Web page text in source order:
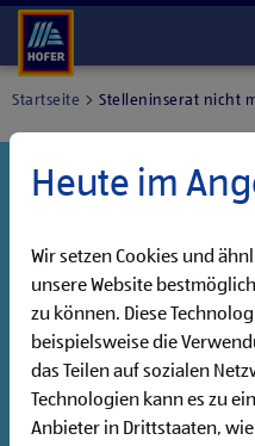
Startseite Stelleninserat nicht
haben noch weitere
Danke für
Entdecke unsere
Jobsuche
Heute im
Wir setzen Cookies und
unsere Website
zu können. Diese
beispielsweise die
das Teilen auf sozialen
Technologien kann es zu
Anbieter in Drittstaaten,